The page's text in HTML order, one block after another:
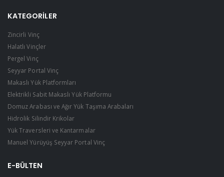
KATEGORILER
Zincirli Vinç
Halatlı Vinçler
Pergel Vinç
Seyyar Portal Vinç
Makaslı Yük Platformları
Elektrikli Sabit Makaslı Yük Platformu
Domuz Arabası ve Ağır Yük Taşıma Arabaları
Hidrolik Silindir Krikolar
Yük Traversleri ve Kantarmalar
Manuel Yürüyüş Seyyar Portal Vinç
E-BÜLTEN